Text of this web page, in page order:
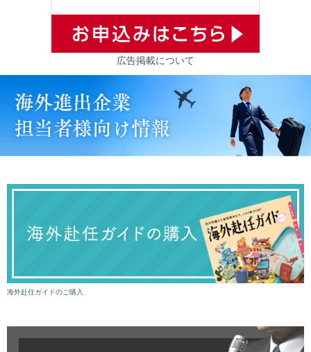
広告掲載について
海外赴任ガイドのご購入